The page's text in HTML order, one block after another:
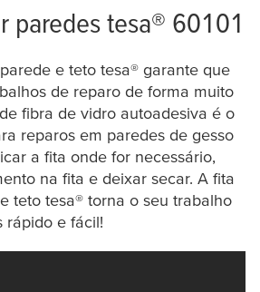
paredes tesa® 60101
e teto tesa® garante que
de reparo de forma muito
fibra de vidro autoadesiva é o
reparos em paredes de gesso
a fita onde for necessário,
na fita e deixar secar. A fita
teto tesa® torna o seu trabalho
rápido e fácil!